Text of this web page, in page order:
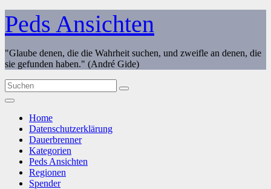
Zum
Inhalt
springen
Peds Ansichten
"Glaube denen, die die Wahrheit suchen, und zweifle an denen, die
sie gefunden haben." (André Gide)
Home
Datenschutzerklärung
Dauerbrenner
Kategorien
Peds Ansichten
Regionen
Spender